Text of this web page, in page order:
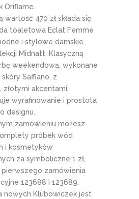
Oriflame.
wartość 470 zł składa się
toaletowa Eclat Femme
i stylowe damskie
Midnatt. Klasyczną
weekendową, wykonane
Saffiano, z
złotymi akcentami,
wyrafinowanie i prostota
designu.
zamówieniu możesz
próbek wód
i kosmetyków
za symboliczne 1 zł,
zamówienia
123688 i 123689.
nowych Klubowiczek jest